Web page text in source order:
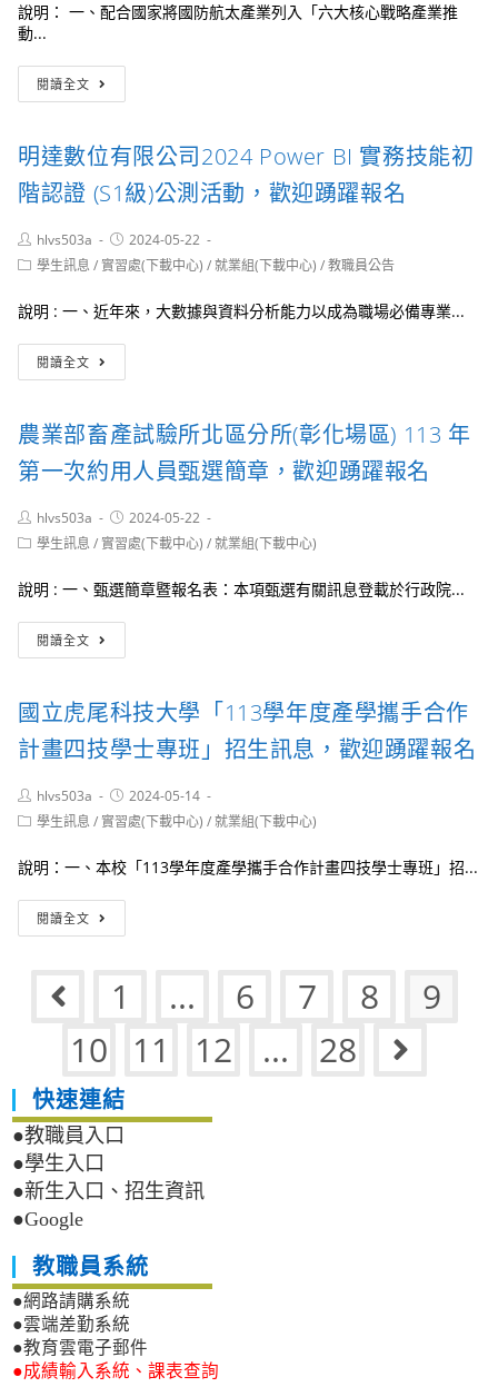
迎
躍
名
大
辦
「前
瞻
綠
色
碳
種
師
培
坊，
歡
迎
師
踴
報
說明： 一、配合國家將國防航太產業列入「六大核心戰略產業推
動...
閱讀全文
立
科
技
大
與
萬
科
大
辦
「航
維
修
複
合
材
專
業
技
學
生
習，
歡
迎
躍
明達數位有限公司2024 Power BI 實務技能初
階認證 (S1級)公測活動，歡迎踴躍報名
Post
author:
hlvs503a
Post
published:
2024-05-22
Post學生訊息 / 實習處(下載中心) /就業組(下載中心) /教職員公告
說明 : 一、近年來，大數據與資料分析能力以成為職場必備專業...
閱讀全文
達
有
限
公
2024
Power
實
技
認
證
(S1
公
測
動，
歡
迎
農業部畜產試驗所北區分所(彰化場區) 113 年
第一次約用人員甄選簡章，歡迎踴躍報名
Post
author:
hlvs503a
Post
published:
2024-05-22
Post學生訊息 / 實習處(下載中心) /就業組(下載中心)
說明 : 一、甄選簡章暨報名表：本項甄選有關訊息登載於行政院...
閱讀全文
業
產
試
驗
北
區
所
化
人
選
簡
迎
踴
躍
報
名
國立虎尾科技大學「113學年度產學攜手合作
計畫四技學士專班」招生訊息，歡迎踴躍報名
Post
author:
hlvs503a
Post
published:
2024-05-14
Post學生訊息 / 實習處(下載中心) /就業組(下載中心)
說明：一、本校「113學年度產學攜手合作計畫四技學士專班」招...
閱讀全文
立
大
年
學
攜
作
計
畫
四
技
學
Go to the previous page
1 ... 6 7 8
9
10
11 12 ... 28 Go to
快速連結
●教職員入口
●學生入口
●新生入口、招生資訊
●Google
教職員系統
●網路請購系統
●雲端差勤系統
●教育雲電子郵件
●成績輸入系統、課表查詢